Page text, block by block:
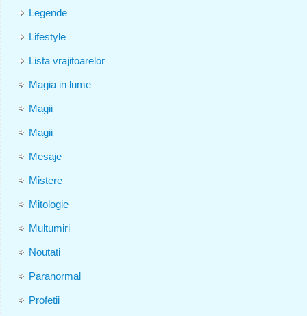
Legende
Lifestyle
Lista vrajitoarelor
Magia in lume
Magii
Magii
Mesaje
Mistere
Mitologie
Multumiri
Noutati
Paranormal
Profetii